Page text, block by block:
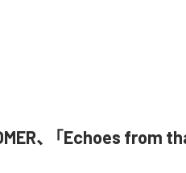
、「Echoes from